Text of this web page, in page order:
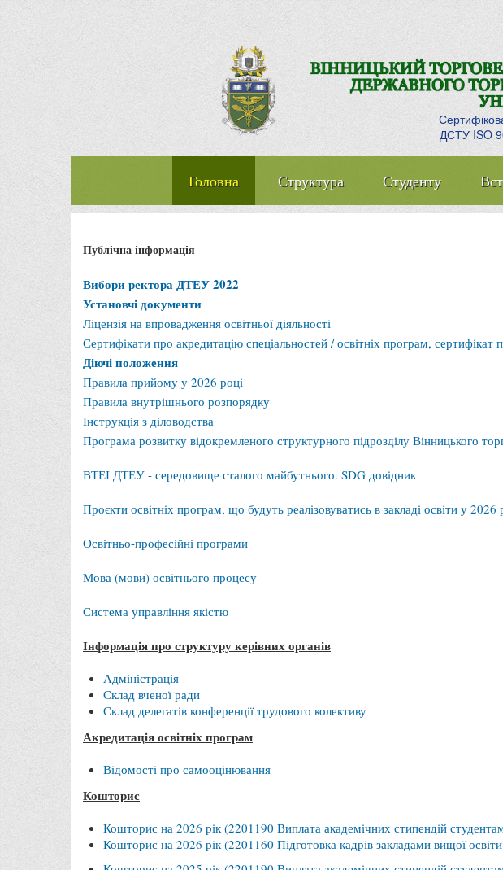
ДСТУ ISO
Головна Структура Студенту
Публічна інформація
Вибори ректора ДТЕУ 2022
Установчі документи
Ліцензія на впровадження освітньої діяльності
Сертифікати про акредитацію спеціальностей / освітніх програм, сертифікат
Діючі положення
Правила прийому у 2026 році
Правила внутрішнього розпорядку
Інструкція з діловодства
Програма розвитку відокремленого структурного підрозділу Вінницького
ВТЕІ ДТЕУ - середовище сталого майбутнього. SDG довідник
Проєкти освітніх програм, що будуть реалізовуватись в закладі освіти у 2026
Освітньо-професійні програми
Мова (мови) освітнього процесу
Система управління якістю
Інформація про структуру керівних органів
Адміністрація
Склад вченої ради
Склад делегатів конференції трудового колективу
Акредитація освітніх програм
Відомості про самооцінювання
Кошторис
Кошторис на 2026 рік (2201190 Виплата академічних стипендій
Кошторис на 2026 рік (2201160 Підготовка кадрів закладами вищої освіти